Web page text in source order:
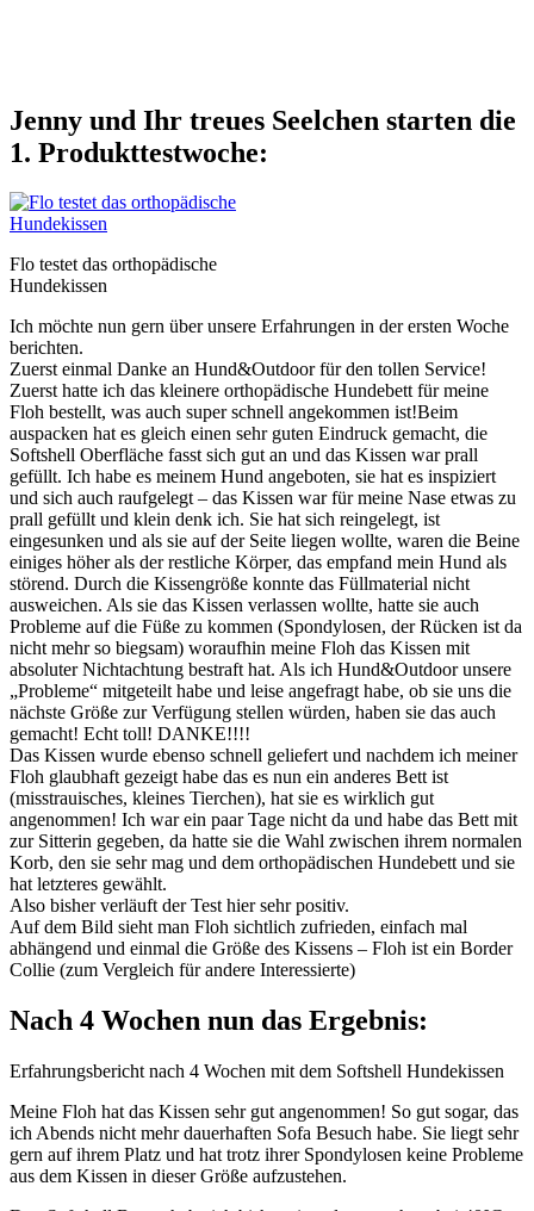
Jenny und Ihr treues Seelchen starten die
1. Produkttestwoche:
Flo testet das orthopädische
Hundekissen
Ich möchte nun gern über unsere Erfahrungen in der ersten Woche
berichten.
Zuerst einmal Danke an Hund&Outdoor für den tollen Service!
Zuerst hatte ich das kleinere orthopädische Hundebett für meine
Floh bestellt, was auch super schnell angekommen ist!Beim
auspacken hat es gleich einen sehr guten Eindruck gemacht, die
Softshell Oberfläche fasst sich gut an und das Kissen war prall
gefüllt. Ich habe es meinem Hund angeboten, sie hat es inspiziert
und sich auch raufgelegt – das Kissen war für meine Nase etwas zu
prall gefüllt und klein denk ich. Sie hat sich reingelegt, ist
eingesunken und als sie auf der Seite liegen wollte, waren die Beine
einiges höher als der restliche Körper, das empfand mein Hund als
störend. Durch die Kissengröße konnte das Füllmaterial nicht
ausweichen. Als sie das Kissen verlassen wollte, hatte sie auch
Probleme auf die Füße zu kommen (Spondylosen, der Rücken ist da
nicht mehr so biegsam) woraufhin meine Floh das Kissen mit
absoluter Nichtachtung bestraft hat. Als ich Hund&Outdoor unsere
„Probleme“ mitgeteilt habe und leise angefragt habe, ob sie uns die
nächste Größe zur Verfügung stellen würden, haben sie das auch
gemacht! Echt toll! DANKE!!!!
Das Kissen wurde ebenso schnell geliefert und nachdem ich meiner
Floh glaubhaft gezeigt habe das es nun ein anderes Bett ist
(misstrauisches, kleines Tierchen), hat sie es wirklich gut
angenommen! Ich war ein paar Tage nicht da und habe das Bett mit
zur Sitterin gegeben, da hatte sie die Wahl zwischen ihrem normalen
Korb, den sie sehr mag und dem orthopädischen Hundebett und sie
hat letzteres gewählt.
Also bisher verläuft der Test hier sehr positiv.
Auf dem Bild sieht man Floh sichtlich zufrieden, einfach mal
abhängend und einmal die Größe des Kissens – Floh ist ein Border
Collie (zum Vergleich für andere Interessierte)
Nach 4 Wochen nun das Ergebnis:
Erfahrungsbericht nach 4 Wochen mit dem Softshell Hundekissen
Meine Floh hat das Kissen sehr gut angenommen! So gut sogar, das
ich Abends nicht mehr dauerhaften Sofa Besuch habe. Sie liegt sehr
gern auf ihrem Platz und hat trotz ihrer Spondylosen keine Probleme
aus dem Kissen in dieser Größe aufzustehen.